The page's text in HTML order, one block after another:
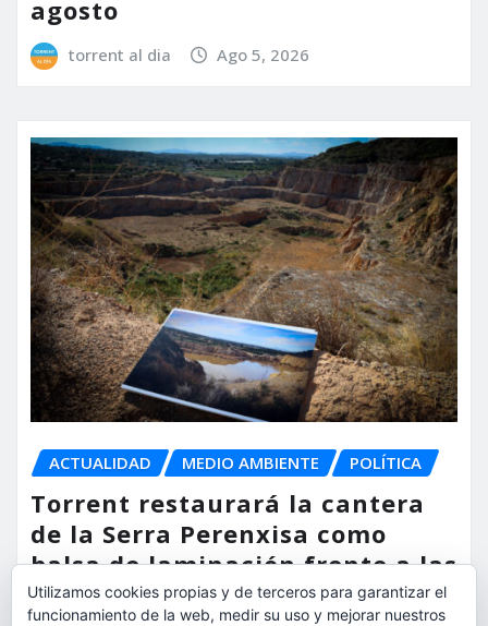
agosto
torrent al dia Ago 5, 2026
ACTUALIDAD MEDIO AMBIENTE POLÍTICA
Torrent restaurará la cantera
de la Serra Perenxisa como
balsa de laminación frente a las
lluvias torrenciales
Utilizamos cookies propias y de terceros para garantizar el
funcionamiento de la web, medir su uso y mejorar nuestros